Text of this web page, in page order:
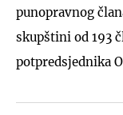
punopravnog
skupštini od 193
potpredsjednika